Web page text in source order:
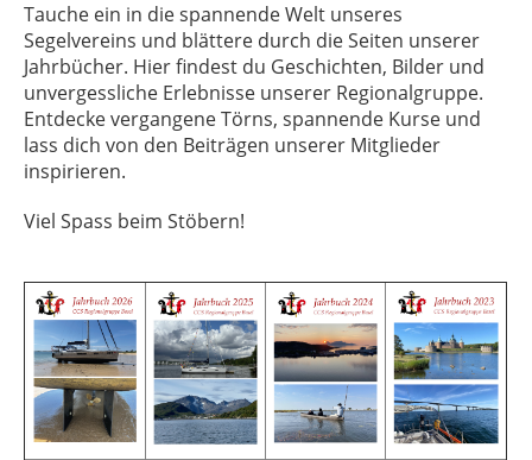
Tauche ein in die spannende Welt unseres
Segelvereins und blättere durch die Seiten unserer
Jahrbücher. Hier findest du Geschichten, Bilder und
unvergessliche Erlebnisse unserer Regionalgruppe.
Entdecke vergangene Törns, spannende Kurse und
lass dich von den Beiträgen unserer Mitglieder
inspirieren.
Viel Spass beim Stöbern!